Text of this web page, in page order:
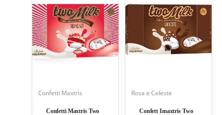
Confetti Maxtris
Confetti Maxtris Two
Rosa e Celeste
Confett Imaxtris Two